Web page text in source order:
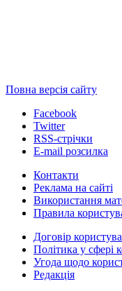
Повна версія сайту
Facebook
Twitter
RSS-стрічки
E-mail розсилка
Контакти
Реклама на сайті
Використання
Правила
Договір
Політика у сфері
Угода щодо
Редакція